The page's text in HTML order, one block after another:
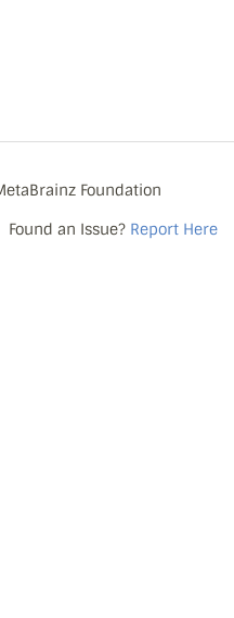
Foundation
Found an Issue? Report Here